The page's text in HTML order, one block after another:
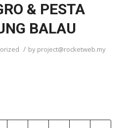
& PESTA
BALAU
/ by project@rocketweb.my